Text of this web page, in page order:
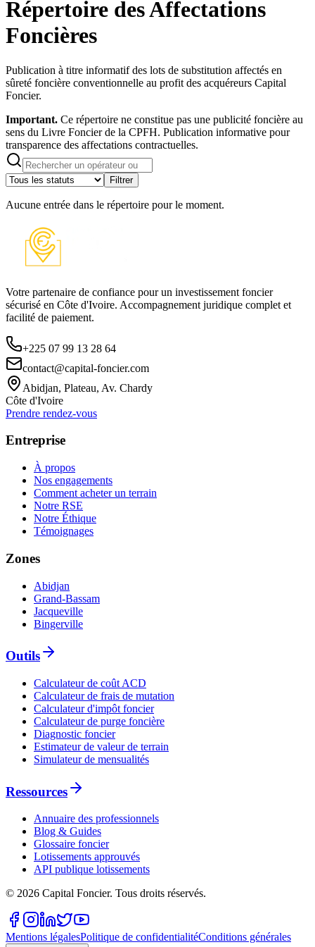
Répertoire des Affectations
Foncières
Publication à titre informatif des lots de substitution affectés en
sûreté foncière conventionnelle au profit des acquéreurs Capital
Foncier.
Important. Ce répertoire ne constitue pas une publicité foncière au
sens du Livre Foncier de la CPFH. Publication informative pour
transparence des affectations contractuelles.
Filtrer
Aucune entrée dans le répertoire pour le moment.
Votre partenaire de confiance pour un investissement foncier
sécurisé en Côte d'Ivoire. Accompagnement juridique complet et
facilité de paiement.
+225 07 99 13 28 64
contact@capital-foncier.com
Abidjan, Plateau, Av. Chardy
Côte d'Ivoire
Prendre rendez-vous
Entreprise
À propos
Nos engagements
Comment acheter un terrain
Notre RSE
Notre Éthique
Témoignages
Zones
Abidjan
Grand-Bassam
Jacqueville
Bingerville
Outils
Calculateur de coût ACD
Calculateur de frais de mutation
Calculateur d'impôt foncier
Calculateur de purge foncière
Diagnostic foncier
Estimateur de valeur de terrain
Simulateur de mensualités
Ressources
Annuaire des professionnels
Blog & Guides
Glossaire foncier
Lotissements approuvés
API publique lotissements
© 2026 Capital Foncier. Tous droits réservés.
Mentions légalesPolitique de confidentialitéConditions générales